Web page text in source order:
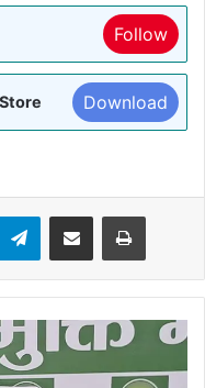
Follow
Download
TelegramShare via Email Print